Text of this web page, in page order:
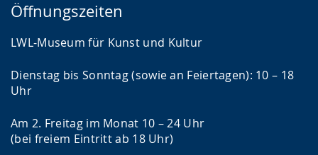
Öffnungszeiten
LWL-Museum für Kunst und Kultur
Dienstag bis Sonntag (sowie an Feiertagen): 10 – 18
Uhr
Am 2. Freitag im Monat 10 – 24 Uhr
(bei freiem Eintritt ab 18 Uhr)